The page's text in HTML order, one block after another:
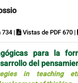
734 | Vistas de PDF 670 |
para la
del
in teaching